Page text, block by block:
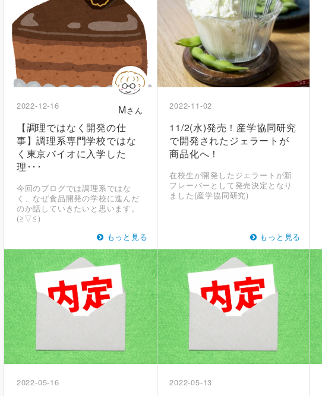
Mさん
2022-12-16
【調理ではなく開発の仕
事】調理系専門学校ではな
く東京バイオに入学した
理･･･
今回のブログでは調理系ではな
く、なぜ食品開発の学校に進んだ
のか話していきたいと思います。
(≧▽≦)
もっと見る
2022-11-02
11/2(水)発売！産学協同研究
で開発されたジェラートが
商品化へ！
在校生が開発したジェラートが新
フレーバーとして発売決定となり
ました(産学協同研究)
もっと見る
2022-05-16 2022-05-13